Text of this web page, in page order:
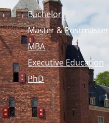
Bachelor
Master & Postmaster
MBA
Executive Education
PhD